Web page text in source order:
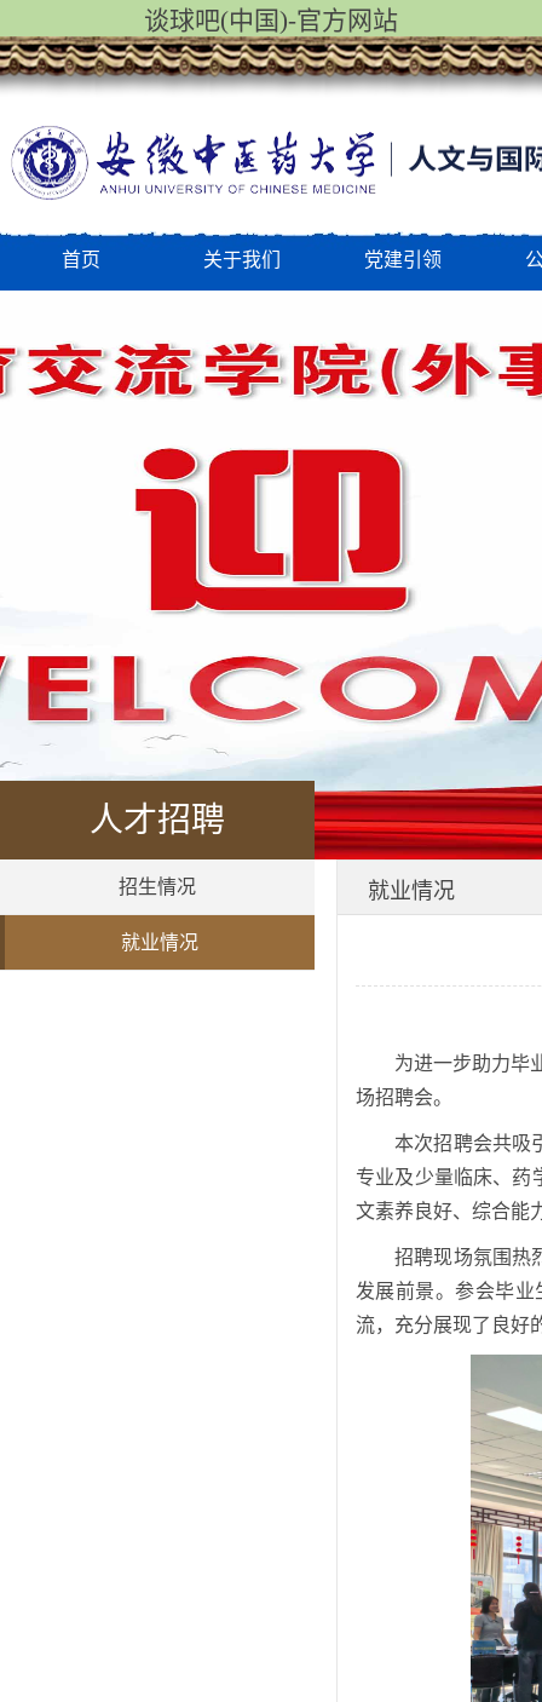
谈球吧(中国)-官方网站
首页 关于我们 党建引领
人才招聘
招生情况
就业情况
就业情况
为进一步助力毕
场招聘会。
本次招聘会共吸
专业及少量临床、药
文素养良好、综合能
招聘现场氛围热
发展前景。参会毕
流，充分展现了良好